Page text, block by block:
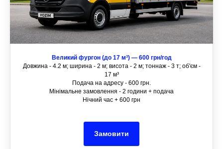
Великий фургон (до 17 м³) — 600 грн/год
Довжина - 4.2 м; ширина - 2 м; висота - 2 м; тоннаж - 3 т; об'єм -
17 м³
Подача на адресу - 600 грн.
Мінімальне замовлення - 2 години + подача
Нічний час + 600 грн
Замовити